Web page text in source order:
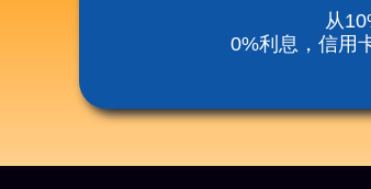
从
0%利息，信用